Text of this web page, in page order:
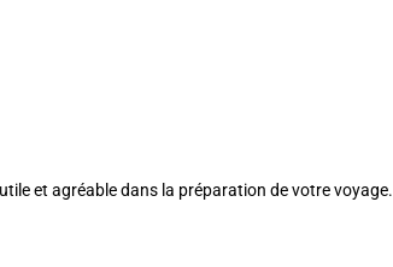
et agréable dans la préparation de votre voyage.